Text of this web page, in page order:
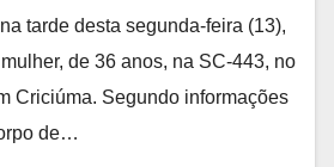
tarde desta segunda-feira (13),
de 36 anos, na SC-443, no
Criciúma. Segundo informações
de…